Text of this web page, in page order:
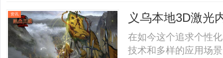
40%-60%优惠，兼顾
资讯 义乌本地3D激光
在如今这个追求个性
技术和多样的应用场